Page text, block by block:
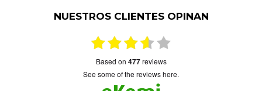
NUESTROS CLIENTES OPINAN
based on 477reviews
see some of the reviews here.